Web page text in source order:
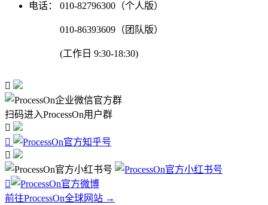
电话：
010-82796300（个人版）
010-86393609（团队版）
(工作日 9:30-18:30)

扫码进入ProcessOn用户群




前往ProcessOn全球网站 →